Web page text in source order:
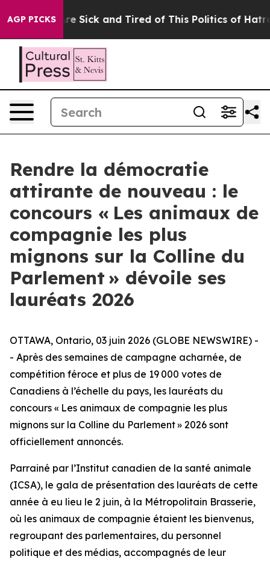
AGP PICKS
Are Sick and Tired of This Politics of Hatred”
Rendre la démocratie
attirante de nouveau : le
concours « Les animaux de
compagnie les plus
mignons sur la Colline du
Parlement » dévoile ses
lauréats 2026
OTTAWA, Ontario, 03 juin 2026 (GLOBE NEWSWIRE) -
- Après des semaines de campagne acharnée, de
compétition féroce et plus de 19 000 votes de
Canadiens à l’échelle du pays, les lauréats du
concours « Les animaux de compagnie les plus
mignons sur la Colline du Parlement » 2026 sont
officiellement annoncés.
Parrainé par l’Institut canadien de la santé animale
(ICSA), le gala de présentation des lauréats de cette
année à eu lieu le 2 juin, à la Métropolitain Brasserie,
où les animaux de compagnie étaient les bienvenus,
regroupant des parlementaires, du personnel
politique et des médias, accompagnés de leur